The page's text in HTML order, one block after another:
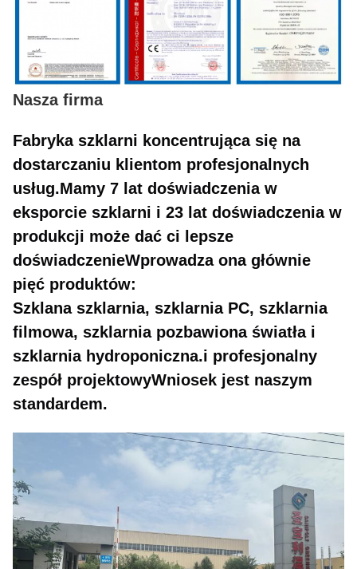
Nasza firma
Fabryka szklarni koncentrująca się na
dostarczaniu klientom profesjonalnych
usług.Mamy 7 lat doświadczenia w
eksporcie szklarni i 23 lat doświadczenia w
produkcji może dać ci lepsze
doświadczenieWprowadza ona głównie
pięć produktów:
Szklana szklarnia, szklarnia PC, szklarnia
filmowa, szklarnia pozbawiona światła i
szklarnia hydroponiczna.i profesjonalny
zespół projektowyWniosek jest naszym
standardem.